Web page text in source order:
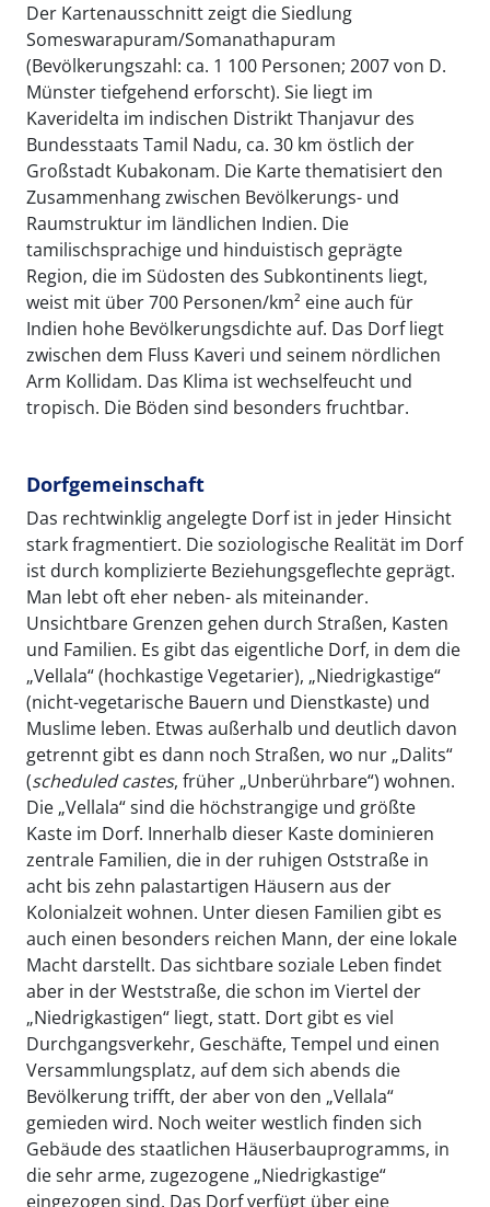
Der Kartenausschnitt zeigt die Siedlung
Someswarapuram/Somanathapuram
(Bevölkerungszahl: ca. 1 100 Personen; 2007 von D.
Münster tiefgehend erforscht). Sie liegt im
Kaveridelta im indischen Distrikt Thanjavur des
Bundesstaats Tamil Nadu, ca. 30 km östlich der
Großstadt Kubakonam. Die Karte thematisiert den
Zusammenhang zwischen Bevölkerungs- und
Raumstruktur im ländlichen Indien. Die
tamilischsprachige und hinduistisch geprägte
Region, die im Südosten des Subkontinents liegt,
weist mit über 700 Personen/km² eine auch für
Indien hohe Bevölkerungsdichte auf. Das Dorf liegt
zwischen dem Fluss Kaveri und seinem nördlichen
Arm Kollidam. Das Klima ist wechselfeucht und
tropisch. Die Böden sind besonders fruchtbar.
Dorfgemeinschaft
Das rechtwinklig angelegte Dorf ist in jeder Hinsicht
stark fragmentiert. Die soziologische Realität im Dorf
ist durch komplizierte Beziehungsgeflechte geprägt.
Man lebt oft eher neben- als miteinander.
Unsichtbare Grenzen gehen durch Straßen, Kasten
und Familien. Es gibt das eigentliche Dorf, in dem die
„Vellala“ (hochkastige Vegetarier), „Niedrigkastige“
(nicht-vegetarische Bauern und Dienstkaste) und
Muslime leben. Etwas außerhalb und deutlich davon
getrennt gibt es dann noch Straßen, wo nur „Dalits“
(scheduled castes, früher „Unberührbare“) wohnen.
Die „Vellala“ sind die höchstrangige und größte
Kaste im Dorf. Innerhalb dieser Kaste dominieren
zentrale Familien, die in der ruhigen Oststraße in
acht bis zehn palastartigen Häusern aus der
Kolonialzeit wohnen. Unter diesen Familien gibt es
auch einen besonders reichen Mann, der eine lokale
Macht darstellt. Das sichtbare soziale Leben findet
aber in der Weststraße, die schon im Viertel der
„Niedrigkastigen“ liegt, statt. Dort gibt es viel
Durchgangsverkehr, Geschäfte, Tempel und einen
Versammlungsplatz, auf dem sich abends die
Bevölkerung trifft, der aber von den „Vellala“
gemieden wird. Noch weiter westlich finden sich
Gebäude des staatlichen Häuserbauprogramms, in
die sehr arme, zugezogene „Niedrigkastige“
eingezogen sind. Das Dorf verfügt über eine